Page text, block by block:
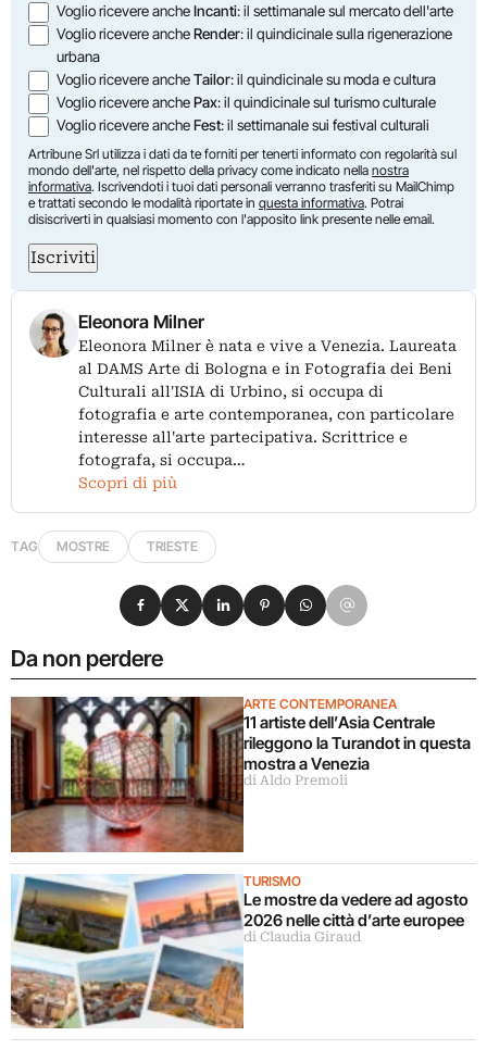
Voglio ricevere ancheIncanti: il settimanale sul mercato dell'arte
Voglio ricevere ancheRender: il quindicinale sulla rigenerazione
urbana
Voglio ricevere ancheTailor: il quindicinale su moda e cultura
Voglio ricevere anchePax: il quindicinale sul turismo culturale
Voglio ricevere ancheFest: il settimanale sui festival culturali
Artribune Srl utilizza i dati da te forniti per tenerti informato con regolarità sul
mondo dell'arte, nel rispetto della privacy come indicato nella nostra
informativa. Iscrivendoti i tuoi dati personali verranno trasferiti su MailChimp
e trattati secondo le modalità riportate in questa informativa. Potrai
disiscriverti in qualsiasi momento con l'apposito link presente nelle email.
Iscriviti
Eleonora Milner
Eleonora Milner è nata e vive a Venezia. Laureata
al DAMS Arte di Bologna e in Fotografia dei Beni
Culturali all'ISIA di Urbino, si occupa di
fotografia e arte contemporanea, con particolare
interesse all'arte partecipativa. Scrittrice e
fotografa, si occupa…
Scopri di più
TAG MOSTRE TRIESTE
Da non perdere
ARTE CONTEMPORANEA
11 artiste dell’Asia Centrale
rileggono la Turandot in questa
mostra a Venezia
di Aldo Premoli
TURISMO
Le mostre da vedere ad agosto
2026 nelle città d’arte europee
di Claudia Giraud
Condividi su Facebook
Condividi su X
Condividi su LinkedIn
Condividi su Pinterest
Condividi su WhatsApp
Condividi su Email